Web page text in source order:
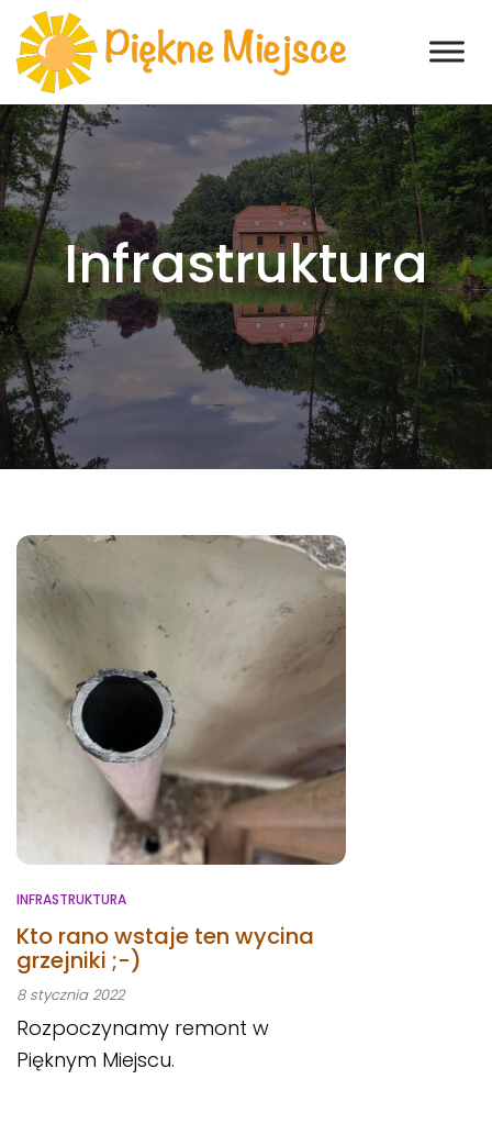
Infrastruktura
INFRASTRUKTURA
Kto rano wstaje ten wycina
grzejniki ;-)
8 stycznia 2022
Rozpoczynamy remont w
Pięknym Miejscu.